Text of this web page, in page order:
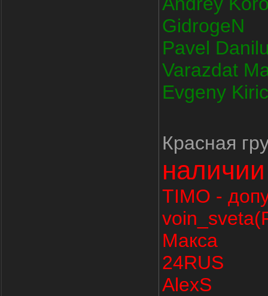
GidrogeN
Pavel
Varazdat
Evgeny
Красная
TIMO -
Макса
24RUS
AlexS